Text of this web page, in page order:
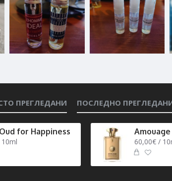
ПРЕГЛЕДАНИ ПОСЛЕДНО
for Happiness
60,00€ /